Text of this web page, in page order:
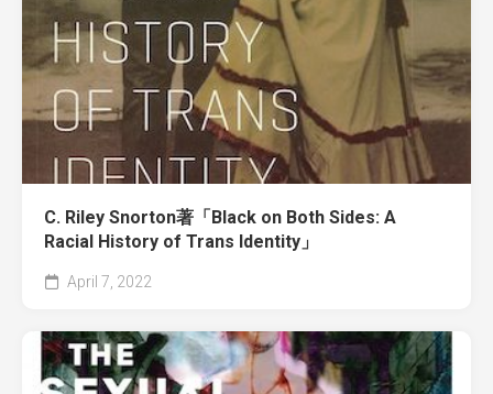
C. Riley Snorton著「Black on Both Sides: A
Racial History of Trans Identity」
April 7, 2022